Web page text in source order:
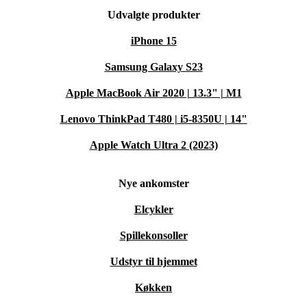
Udvalgte produkter
iPhone 15
Samsung Galaxy S23
Apple MacBook Air 2020 | 13.3" | M1
Lenovo ThinkPad T480 | i5-8350U | 14"
Apple Watch Ultra 2 (2023)
Nye ankomster
Elcykler
Spillekonsoller
Udstyr til hjemmet
Køkken